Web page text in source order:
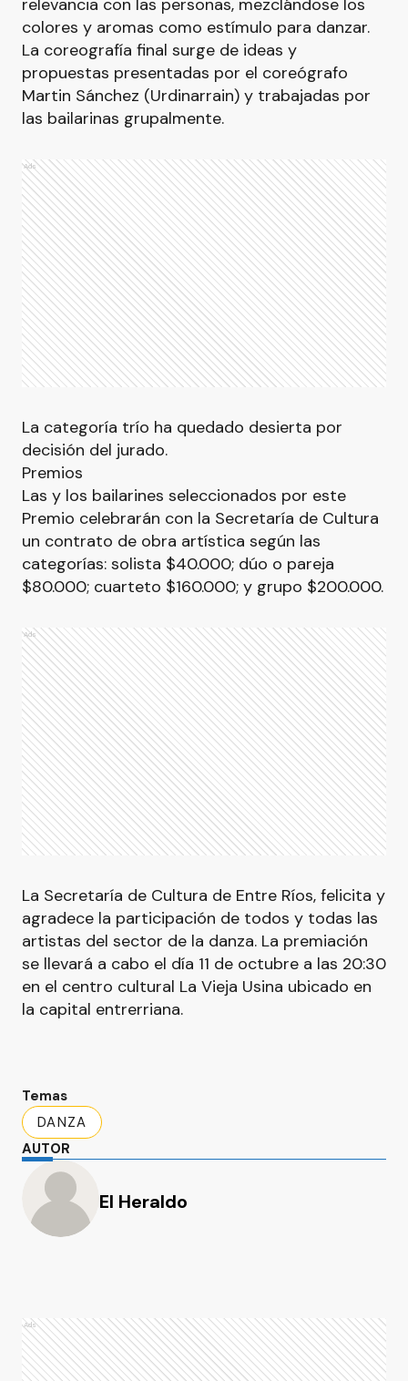
relevancia con las personas, mezclándose los
colores y aromas como estímulo para danzar.
La coreografía final surge de ideas y
propuestas presentadas por el coreógrafo
Martin Sánchez (Urdinarrain) y trabajadas por
las bailarinas grupalmente.
Ads
La categoría trío ha quedado desierta por
decisión del jurado.
Premios
Las y los bailarines seleccionados por este
Premio celebrarán con la Secretaría de Cultura
un contrato de obra artística según las
categorías: solista $40.000; dúo o pareja
$80.000; cuarteto $160.000; y grupo $200.000.
Ads
La Secretaría de Cultura de Entre Ríos, felicita y
agradece la participación de todos y todas las
artistas del sector de la danza. La premiación
se llevará a cabo el día 11 de octubre a las 20:30
en el centro cultural La Vieja Usina ubicado en
la capital entrerriana.
Temas
DANZA
AUTOR
El Heraldo
Ads